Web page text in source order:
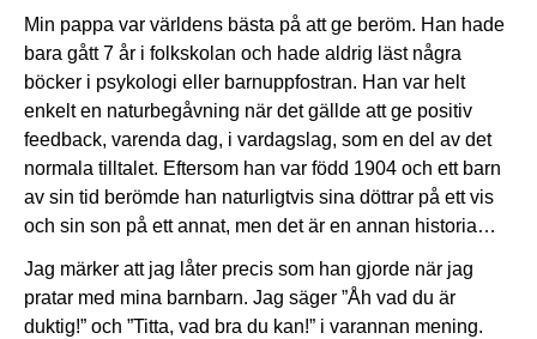
Min pappa var världens bästa på att ge beröm. Han hade
bara gått 7 år i folkskolan och hade aldrig läst några
böcker i psykologi eller barnuppfostran. Han var helt
enkelt en naturbegåvning när det gällde att ge positiv
feedback, varenda dag, i vardagslag, som en del av det
normala tilltalet. Eftersom han var född 1904 och ett barn
av sin tid berömde han naturligtvis sina döttrar på ett vis
och sin son på ett annat, men det är en annan historia…
Jag märker att jag låter precis som han gjorde när jag
pratar med mina barnbarn. Jag säger ”Åh vad du är
duktig!” och ”Titta, vad bra du kan!” i varannan mening.